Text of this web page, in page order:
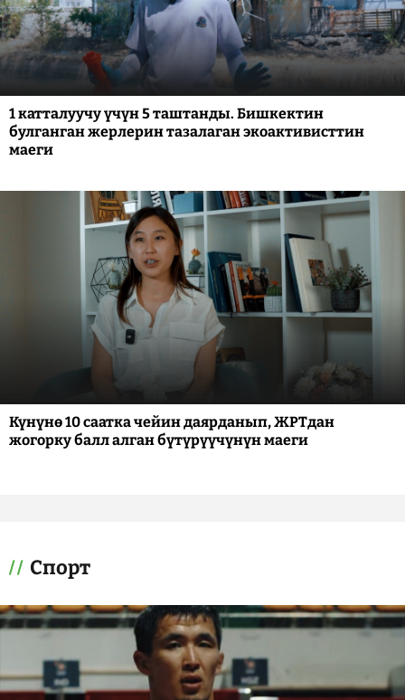
1 катталуучу үчүн 5 таштанды. Бишкектин
булганган жерлерин тазалаган экоактивисттин
маеги
Күнүнө 10 саатка чейин даярданып, ЖРТдан
жогорку балл алган бүтүрүүчүнүн маеги
Спорт